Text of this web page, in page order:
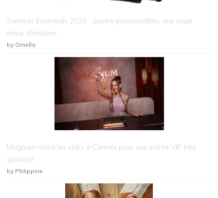
Summer Essentials 2026 : quatre personnalités, une seule
envie d’évasion
by Ornella
Magnum réunit les stars à Cannes pour une soirée VIP très
glamour
by Philippine